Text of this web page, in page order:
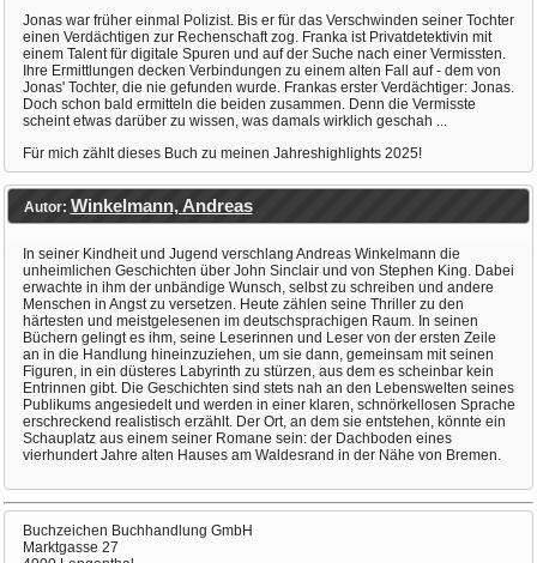
Jonas war früher einmal Polizist. Bis er für das Verschwinden seiner Tochter
einen Verdächtigen zur Rechenschaft zog. Franka ist Privatdetektivin mit
einem Talent für digitale Spuren und auf der Suche nach einer Vermissten.
Ihre Ermittlungen decken Verbindungen zu einem alten Fall auf - dem von
Jonas' Tochter, die nie gefunden wurde. Frankas erster Verdächtiger: Jonas.
Doch schon bald ermitteln die beiden zusammen. Denn die Vermisste
scheint etwas darüber zu wissen, was damals wirklich geschah ...
Für mich zählt dieses Buch zu meinen Jahreshighlights 2025!
Autor: Winkelmann, Andreas
In seiner Kindheit und Jugend verschlang Andreas Winkelmann die
unheimlichen Geschichten über John Sinclair und von Stephen King. Dabei
erwachte in ihm der unbändige Wunsch, selbst zu schreiben und andere
Menschen in Angst zu versetzen. Heute zählen seine Thriller zu den
härtesten und meistgelesenen im deutschsprachigen Raum. In seinen
Büchern gelingt es ihm, seine Leserinnen und Leser von der ersten Zeile
an in die Handlung hineinzuziehen, um sie dann, gemeinsam mit seinen
Figuren, in ein düsteres Labyrinth zu stürzen, aus dem es scheinbar kein
Entrinnen gibt. Die Geschichten sind stets nah an den Lebenswelten seines
Publikums angesiedelt und werden in einer klaren, schnörkellosen Sprache
erschreckend realistisch erzählt. Der Ort, an dem sie entstehen, könnte ein
Schauplatz aus einem seiner Romane sein: der Dachboden eines
vierhundert Jahre alten Hauses am Waldesrand in der Nähe von Bremen.
Buchzeichen Buchhandlung GmbH
Marktgasse 27